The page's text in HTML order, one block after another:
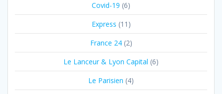
Covid-19 (6)
Express (11)
France 24(2)
Le Lanceur & Lyon Capital (6)
Le Parisien (4)